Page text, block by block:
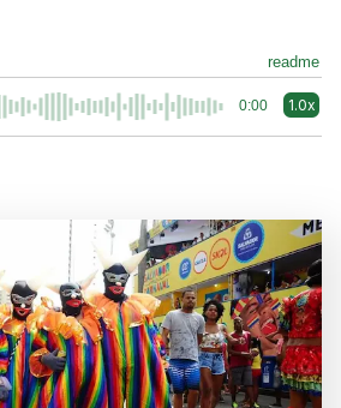
readme
0:00 1.0x